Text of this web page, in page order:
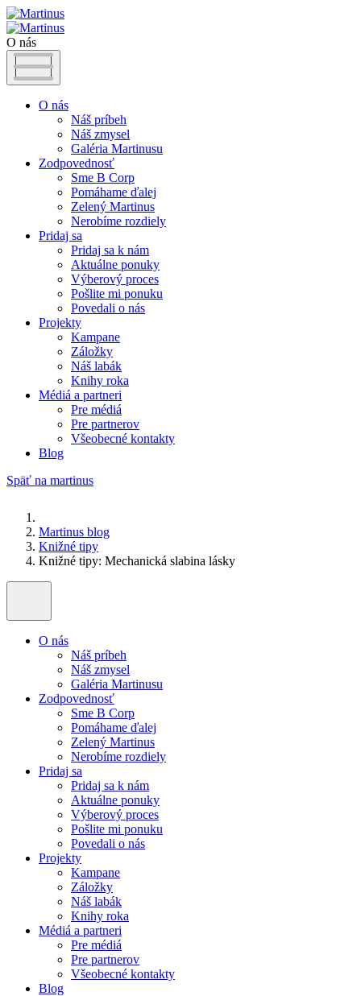
O nás
O nás
Náš príbeh
Náš zmysel
Galéria Martinusu
Zodpovednosť
Sme B Corp
Pomáhame ďalej
Zelený Martinus
Nerobíme rozdiely
Pridaj sa
Pridaj sa k nám
Aktuálne ponuky
Výberový proces
Pošlite mi ponuku
Povedali o nás
Projekty
Kampane
Záložky
Náš labák
Knihy roka
Médiá a partneri
Pre médiá
Pre partnerov
Všeobecné kontakty
Blog
Späť na martinus
Martinus blog
Knižné tipy
Knižné tipy: Mechanická slabina lásky
O nás
Náš príbeh
Náš zmysel
Galéria Martinusu
Zodpovednosť
Sme B Corp
Pomáhame ďalej
Zelený Martinus
Nerobíme rozdiely
Pridaj sa
Pridaj sa k nám
Aktuálne ponuky
Výberový proces
Pošlite mi ponuku
Povedali o nás
Projekty
Kampane
Záložky
Náš labák
Knihy roka
Médiá a partneri
Pre médiá
Pre partnerov
Všeobecné kontakty
Blog